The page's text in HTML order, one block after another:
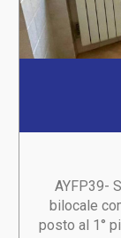
AYFP39-
bilocale
posto al 1°